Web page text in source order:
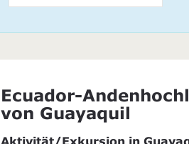
Ecuador-
von Guayaquil
Aktivität/Exkursion in